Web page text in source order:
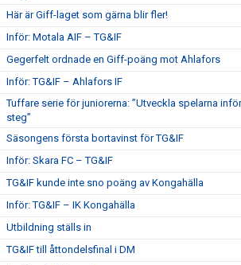
Här är Giff-laget som gärna blir fler!
Inför: Motala AIF – TG&IF
Gegerfelt ordnade en Giff-poäng mot Ahlafors
Inför: TG&IF – Ahlafors IF
Tuffare serie för juniorerna: ”Utveckla spelarna
steg”
Säsongens första bortavinst för TG&IF
Inför: Skara FC – TG&IF
TG&IF kunde inte sno poäng av Kongahälla
Inför: TG&IF – IK Kongahälla
Utbildning ställs in
TG&IF till åttondelsfinal i DM